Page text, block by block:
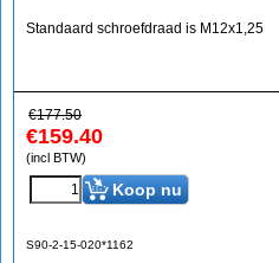
Standaard schroefdraad is M12x1,25
€177.50
€159.40
(incl BTW)
Koop nu
S90-2-15-020*1162